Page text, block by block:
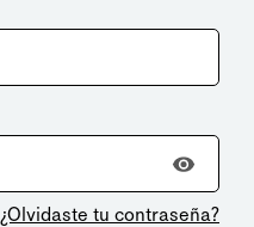
¿Olvidaste tu contraseña?